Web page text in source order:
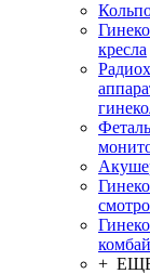
кресла
+